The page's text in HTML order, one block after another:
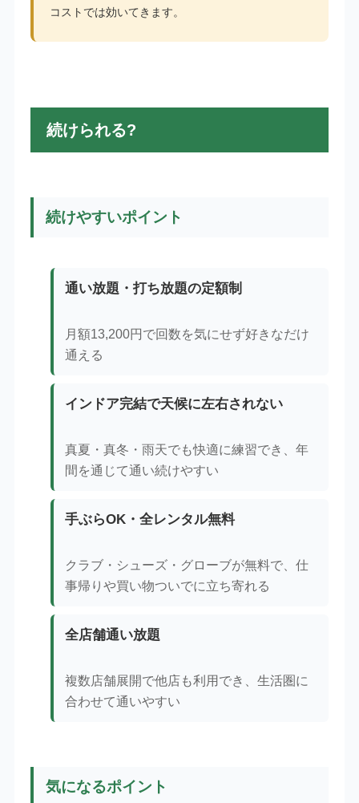
コストでは効いてきます。
続けられる?
続けやすいポイント
通い放題・打ち放題の定額制
月額13,200円で回数を気にせず好きなだけ
通える
インドア完結で天候に左右されない
真夏・真冬・雨天でも快適に練習でき、年
間を通じて通い続けやすい
手ぶらOK・全レンタル無料
クラブ・シューズ・グローブが無料で、仕
事帰りや買い物ついでに立ち寄れる
全店舗通い放題
複数店舗展開で他店も利用でき、生活圏に
合わせて通いやすい
気になるポイント